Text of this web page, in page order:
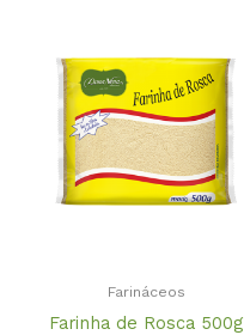
Farináceos
Farinha de Rosca 500g